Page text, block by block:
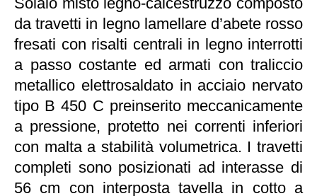
da travetti in legno lamellare d’abete rosso
fresati con risalti centrali in legno interrotti
a passo costante ed armati con traliccio
metallico elettrosaldato in acciaio nervato
tipo B 450 C preinserito meccanicamente
a pressione, protetto nei correnti inferiori
con malta a stabilità volumetrica. I travetti
completi sono posizionati ad interasse di
56 cm con interposta tavella in cotto a